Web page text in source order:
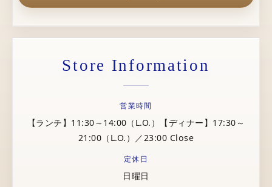
Store Information
営業時間
【ランチ】11:30～14:00（L.O.）【ディナー】17:30～
21:00（L.O.）／23:00 Close
定休日
日曜日